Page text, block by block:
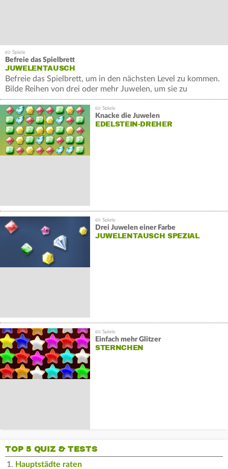
Befreie das Spielbrett
JUWELENTAUSCH
Befreie das Spielbrett, um in den nächsten Level zu kommen.
Bilde Reihen von drei oder mehr Juwelen, um sie zu
zerstören.
Knacke die Juwelen
EDELSTEIN-DREHER
Drei Juwelen einer Farbe
JUWELENTAUSCH SPEZIAL
Einfach mehr Glitzer
STERNCHEN
TOP 5 QUIZ & TESTS
Hauptstädte raten